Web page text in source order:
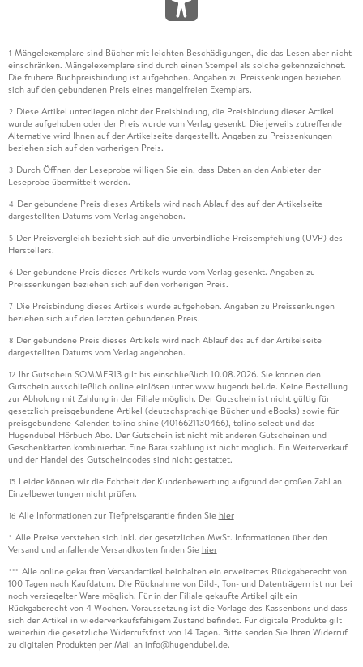
1 Mängelexemplare sind Bücher mit leichten Beschädigungen, die das Lesen aber nicht
einschränken. Mängelexemplare sind durch einen Stempel als solche gekennzeichnet.
Die frühere Buchpreisbindung ist aufgehoben. Angaben zu Preissenkungen beziehen
sich auf den gebundenen Preis eines mangelfreien Exemplars.
2 Diese Artikel unterliegen nicht der Preisbindung, die Preisbindung dieser Artikel
wurde aufgehoben oder der Preis wurde vom Verlag gesenkt. Die jeweils zutreffende
Alternative wird Ihnen auf der Artikelseite dargestellt. Angaben zu Preissenkungen
beziehen sich auf den vorherigen Preis.
3 Durch Öffnen der Leseprobe willigen Sie ein, dass Daten an den Anbieter der
Leseprobe übermittelt werden.
4 Der gebundene Preis dieses Artikels wird nach Ablauf des auf der Artikelseite
dargestellten Datums vom Verlag angehoben.
5 Der Preisvergleich bezieht sich auf die unverbindliche Preisempfehlung (UVP) des
Herstellers.
6 Der gebundene Preis dieses Artikels wurde vom Verlag gesenkt. Angaben zu
Preissenkungen beziehen sich auf den vorherigen Preis.
7 Die Preisbindung dieses Artikels wurde aufgehoben. Angaben zu Preissenkungen
beziehen sich auf den letzten gebundenen Preis.
8 Der gebundene Preis dieses Artikels wird nach Ablauf des auf der Artikelseite
dargestellten Datums vom Verlag angehoben.
12 Ihr Gutschein SOMMER13 gilt bis einschließlich 10.08.2026. Sie können den
Gutschein ausschließlich online einlösen unter www.hugendubel.de. Keine Bestellung
zur Abholung mit Zahlung in der Filiale möglich. Der Gutschein ist nicht gültig für
gesetzlich preisgebundene Artikel (deutschsprachige Bücher und eBooks) sowie für
preisgebundene Kalender, tolino shine (4016621130466), tolino select und das
Hugendubel Hörbuch Abo. Der Gutschein ist nicht mit anderen Gutscheinen und
Geschenkkarten kombinierbar. Eine Barauszahlung ist nicht möglich. Ein Weiterverkauf
und der Handel des Gutscheincodes sind nicht gestattet.
15 Leider können wir die Echtheit der Kundenbewertung aufgrund der großen Zahl an
Einzelbewertungen nicht prüfen.
16 Alle Informationen zur Tiefpreisgarantie finden Sie hier
* Alle Preise verstehen sich inkl. der gesetzlichen MwSt. Informationen über den
Versand und anfallende Versandkosten finden Sie hier
*** Alle online gekauften Versandartikel beinhalten ein erweitertes Rückgaberecht von
100 Tagen nach Kaufdatum. Die Rücknahme von Bild-, Ton- und Datenträgern ist nur bei
noch versiegelter Ware möglich. Für in der Filiale gekaufte Artikel gilt ein
Rückgaberecht von 4 Wochen. Voraussetzung ist die Vorlage des Kassenbons und dass
sich der Artikel in wiederverkaufsfähigem Zustand befindet. Für digitale Produkte gilt
weiterhin die gesetzliche Widerrufsfrist von 14 Tagen. Bitte senden Sie Ihren Widerruf
zu digitalen Produkten per Mail an info@hugendubel.de.